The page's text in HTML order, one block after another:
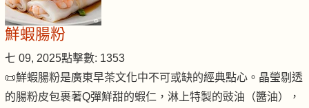
鮮蝦腸粉
七 09, 2025點擊數: 1353
📜鮮蝦腸粉是廣東早茶文化中不可或缺的經典點心。晶瑩剔透
的腸粉皮包裹著Q彈鮮甜的蝦仁，淋上特製的豉油（醬油），